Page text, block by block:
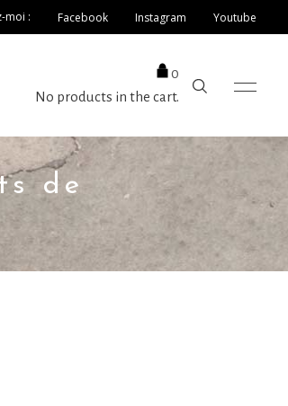
moi : Facebook Instagram Youtube
0
No products in the cart.
de